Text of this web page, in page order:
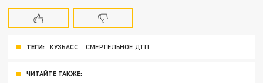
ТЕГИ: КУЗБАСС СМЕРТЕЛЬНОЕ ДТП
ЧИТАЙТЕ ТАКЖЕ: